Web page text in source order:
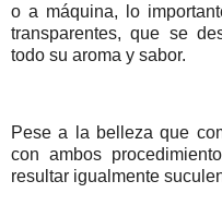
o a máquina, lo
transparentes, que se
todo su aroma y sabor.
Pese a la belleza que
con ambos
resultar igualmente